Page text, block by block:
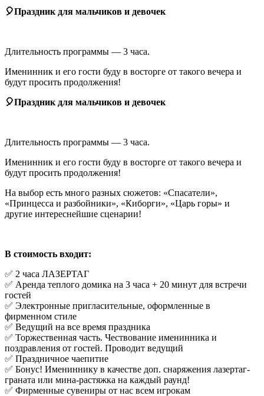
🎈Праздник для мальчиков и девочек
Длительность программы — 3 часа.
Именинник и его гости буду в восторге от такого вечера и
будут просить продолжения!
🎈Праздник для мальчиков и девочек
Длительность программы — 3 часа.
Именинник и его гости буду в восторге от такого вечера и
будут просить продолжения!
На выбор есть много разных сюжетов: «Спасатели»,
«Принцесса и разбойники», «Киборги», «Царь горы» и
другие интереснейшие сценарии!
В стоимость входит:
✅ 2 часа ЛАЗЕРТАГ
✅ Аренда теплого домика на 3 часа + 20 минут для встречи
гостей
✅ Электронные пригласительные, оформленные в
фирменном стиле
✅ Ведущий на все время праздника
✅ Торжественная часть. Чествование именинника и
поздравления от гостей. Проводит ведущий
✅ Праздничное чаепитие
✅ Бонус! Имениннику в качестве доп. снаряжения лазертаг-
граната или мина-растяжка на каждый раунд!
✅ Фирменные сувениры от нас всем игрокам